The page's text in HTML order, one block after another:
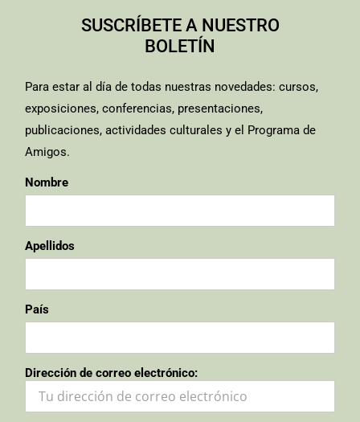
SUSCRÍBETE A NUESTRO
BOLETÍN
Para estar al día de todas nuestras novedades: cursos,
exposiciones, conferencias, presentaciones,
publicaciones, actividades culturales y el Programa de
Amigos.
Nombre
Apellidos
País
Dirección de correo electrónico: